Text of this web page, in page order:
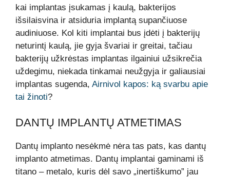
kai implantas įsukamas į kaulą, bakterijos
išsilaisvina ir atsiduria implantą supančiuose
audiniuose. Kol kiti implantai bus įdėti į bakterijų
neturintį kaulą, jie gyja švariai ir greitai, tačiau
bakterijų užkrėstas implantas ilgainiui užsikrečia
uždegimu, niekada tinkamai neužgyja ir galiausiai
implantas sugenda, Airnivol kapos: ką svarbu apie
tai žinoti?
DANTŲ IMPLANTŲ ATMETIMAS
Dantų implanto nesėkmė nėra tas pats, kas dantų
implanto atmetimas. Dantų implantai gaminami iš
titano – metalo, kuris dėl savo „inertiškumo” jau